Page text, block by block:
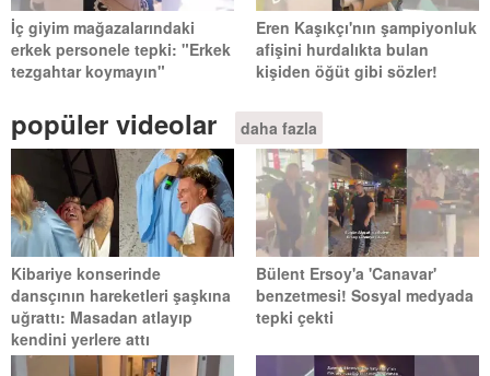
İç giyim mağazalarındaki
erkek personele tepki: "Erkek
tezgahtar koymayın"
Eren Kaşıkçı'nın şampiyonluk
afişini hurdalıkta bulan
kişiden öğüt gibi sözler!
popüler videolar daha fazla
Kibariye konserinde
dansçının hareketleri şaşkına
uğrattı: Masadan atlayıp
kendini yerlere attı
Bülent Ersoy'a 'Canavar'
benzetmesi! Sosyal medyada
tepki çekti